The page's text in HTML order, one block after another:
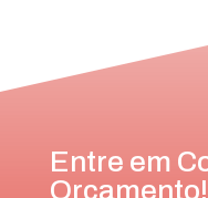
Entre em
Orçamento!